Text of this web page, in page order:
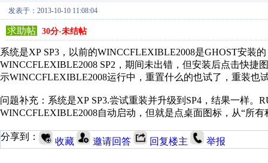
发表于：2013-10-10 11:08:04
求助帖 30分-未结帖
系统是XP SP3，以前的WINCCFLEXIBLE2008是GHOST安装
WINCCFLEXIBLE2008 SP2，期间未出错，但安装后点击快
示WINCCFLEXIBLE2008运行中，重置什么的也试了，重装也
问题补充：系统是XP SP3.尝试重装并升级到SP4，结果一样
WINCCFLEXIBLE2008自动启动，但就是点桌面图标，从“所
分享到： 收藏 邀请回答 回复楼主 举报